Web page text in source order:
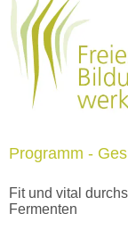
Programm -
Fit und vital
Fermenten